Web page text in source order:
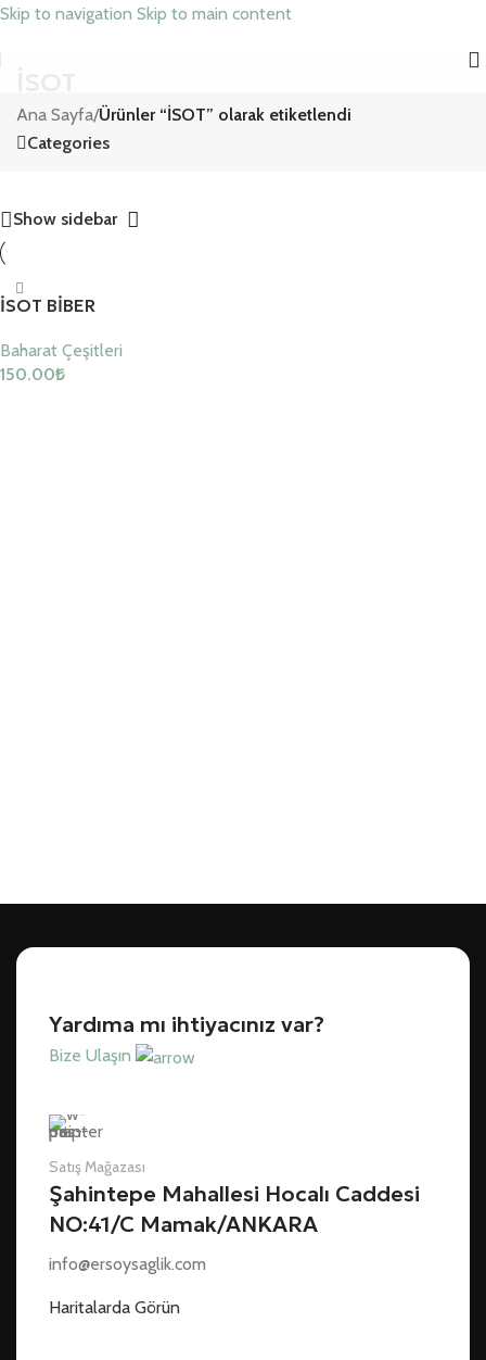
Skip to navigation Skip to main content
Ana Sayfa/Ürünler “İSOT” olarak etiketlendi
Categories
Show sidebar
İSOT BİBER
Baharat Çeşitleri
150.00₺
Yardıma mı ihtiyacınız var?
Bize Ulaşın
Satış Mağazası
Şahintepe Mahallesi Hocalı Caddesi
NO:41/C Mamak/ANKARA
info@ersoysaglik.com
Haritalarda Görün